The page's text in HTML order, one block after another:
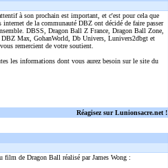
à son prochain est important, et c'est pour cela que
internet de la communauté DBZ ont décidé de faire passer
DBSS, Dragon Ball Z France, Dragon Ball Zone,
Max, GohanWorld, Db Univers, Lunivers2dbgt et
remercient de votre soutient.
les informations dont vous aurez besoin sur le site du
Réagisez sur Lunionsacre.net !
film de Dragon Ball réalisé par James Wong :